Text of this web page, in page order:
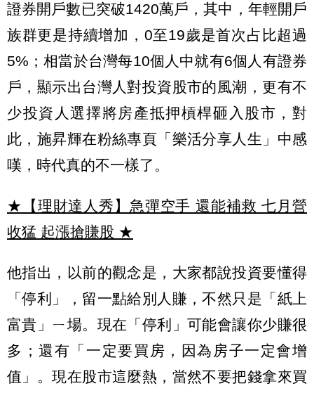
證券開戶數已突破1420萬戶，其中，年輕開戶
族群更是持續增加，0至19歲是首次占比超過
5%；相當於台灣每10個人中就有6個人有證券
戶，顯示出台灣人對投資股市的風潮，更有不
少投資人選擇將房產抵押槓桿砸入股市，對
此，施昇輝在粉絲專頁「樂活分享人生」中感
嘆，時代真的不一樣了。
★【理財達人秀】急彈空手 還能補救 七月營
收猛 起漲搶賺股 ★
他指出，以前的觀念是，大家都說投資要懂得
「停利」，留一點給別人賺，不然只是「紙上
富貴」ㄧ場。現在「停利」可能會讓你少賺很
多；還有「一定要買房，因為房子一定會增
值」。現在股市這麼熱，當然不要把錢拿來買